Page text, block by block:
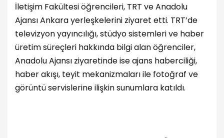
İletişim Fakültesi öğrencileri, TRT ve Anadolu
Ajansı Ankara yerleşkelerini ziyaret etti. TRT’de
televizyon yayıncılığı, stüdyo sistemleri ve haber
üretim süreçleri hakkında bilgi alan öğrenciler,
Anadolu Ajansı ziyaretinde ise ajans haberciliği,
haber akışı, teyit mekanizmaları ile fotoğraf ve
görüntü servislerine ilişkin sunumlara katıldı.